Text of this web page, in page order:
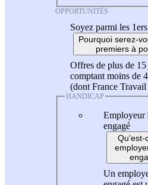
OPPORTUNITÉS
Soyez parmi les
Pourquoi serez-
premiers à
Offres de plus de 15
comptant moins de
(dont France
HANDICAP
Employeur
engagé
Qu'est-
Un